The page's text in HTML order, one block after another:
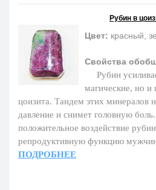
Рубин в
Цвет: красный,
Свойства
Рубин
магические, но и
цоизита. Тандем этих минералов
давление и снимет головную
положительное воздействие
репродуктивную функцию
ПОДРОБНЕЕ